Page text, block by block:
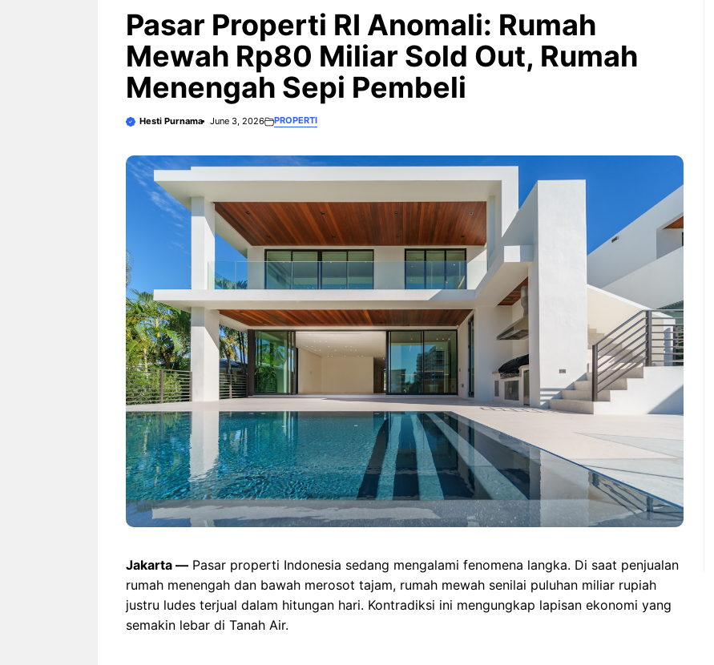
Pasar Properti RI Anomali: Rumah
Mewah Rp80 Miliar Sold Out, Rumah
Menengah Sepi Pembeli
Hesti Purnama June 3, 2026 PROPERTI
Jakarta — Pasar properti Indonesia sedang mengalami fenomena langka. Di saat penjualan
rumah menengah dan bawah merosot tajam, rumah mewah senilai puluhan miliar rupiah
justru ludes terjual dalam hitungan hari. Kontradiksi ini mengungkap lapisan ekonomi yang
semakin lebar di Tanah Air.
Fi dan Efisiensi Energi untuk
Hunian Modern
Guyuran Dana Pemerintah
Rp276 Triliun